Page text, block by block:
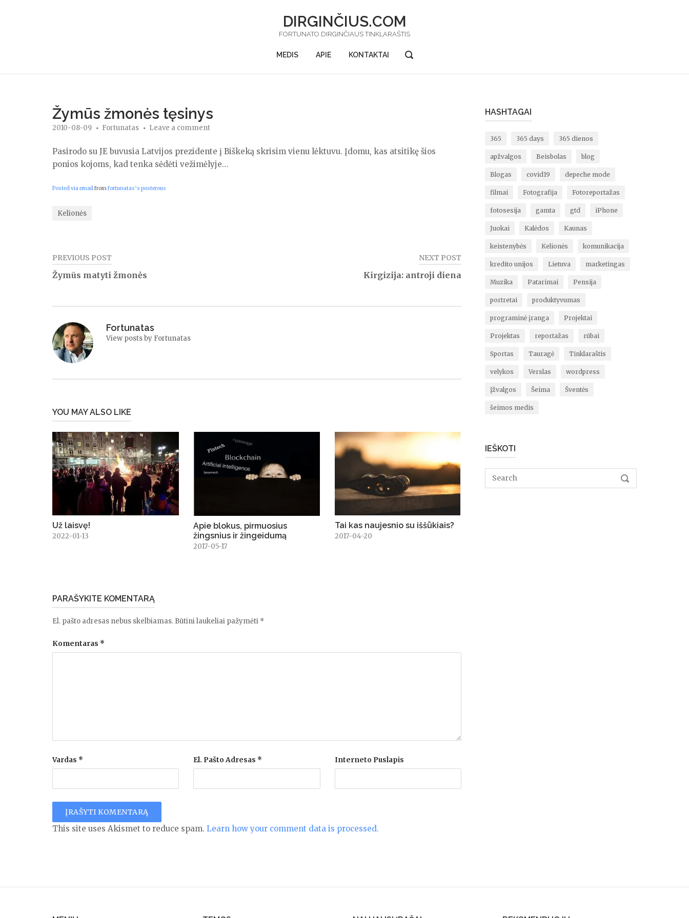
DIRGINČIUS.COM
FORTUNATO DIRGINČIAUS TINKLARAŠTIS
MEDIS APIE KONTAKTAI
OPEN
BAR
Žymūs žmonės tęsinys
2010-08-09 Fortunatas Leave a comment
Pasirodo su JE buvusia Latvijos prezidente į Biškeką skrisim vienu lėktuvu. Įdomu, kas atsitikę šios
ponios kojoms, kad tenka sėdėti vežimėlyje…
Posted via emailfromfortunatas’s posterous
Kelionės
Navigacija
tarp
įrašų
PREVIOUS POST
Žymūs matyti žmonės
NEXT POST
Kirgizija: antroji diena
Fortunatas
View posts by Fortunatas
YOU MAY ALSO LIKE
Už laisvę!
2022-01-13
Apie blokus, pirmuosius
žingsnius ir žingeidumą
2017-05-17
Tai kas naujesnio su iššūkiais?
2017-04-20
PARAŠYKITE KOMENTARĄ
El. pašto adresas nebus skelbiamas. Būtini laukeliai pažymėti *
Komentaras *
Vardas * El. Pašto Adresas * Interneto Puslapis
This site uses Akismet to reduce spam. Learn how your comment data is processed.
HASHTAGAI
365 365 days 365 dienos
apžvalgos Beisbolas blog
Blogas covid19 depeche mode
filmai Fotografija Fotoreportažas
fotosesija gamta gtd iPhone
Juokai Kalėdos Kaunas
keistenybės Kelionės komunikacija
kredito unijos Lietuva marketingas
Muzika Patarimai Pensija
portretai produktyvumas
programinė įranga Projektai
Projektas reportažas rūbai
Sportas Tauragė Tinklaraštis
velykos Verslas wordpress
Įžvalgos Šeima Šventės
šeimos medis
IEŠKOTI
Search
SEARCH